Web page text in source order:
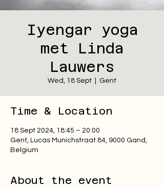
Iyengar yoga
met Linda
Lauwers
Wed, 18 Sept Gent
Time & Location
18 Sept 2024, 18:45 – 20:00
Gent, Lucas Munichstraat 84, 9000 Gand,
Belgium
About the event